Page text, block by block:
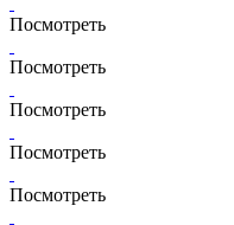
Посмотреть
Посмотреть
Посмотреть
Посмотреть
Посмотреть